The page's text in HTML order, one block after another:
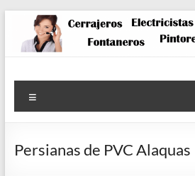
contenido
Persianas de PVC Alaquas